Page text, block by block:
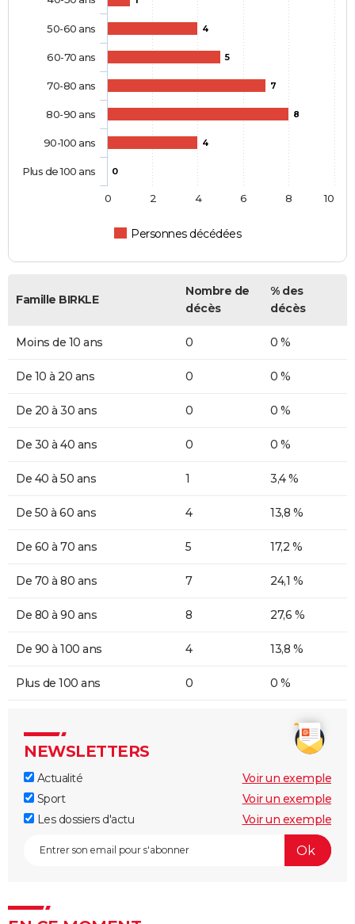
4
5
7
8
4
0
Personnes décédées
50-60 ans
60-70 ans
70-80 ans
80-90 ans
90-100 ans
Plus de 100 ans
0 2 4 6 8 10
Famille BIRKLE
Nombre de
décès
% des
décès
Moins de 10 ans 0 0 %
De 10 à 20 ans 0 0 %
De 20 à 30 ans 0 0 %
De 30 à 40 ans 0 0 %
De 40 à 50 ans 1 3,4 %
De 50 à 60 ans 4 13,8 %
De 60 à 70 ans 5 17,2 %
De 70 à 80 ans 7 24,1 %
De 80 à 90 ans 8 27,6 %
De 90 à 100 ans 4 13,8 %
Plus de 100 ans 0 0 %
NEWSLETTERS
Actualité
Voir un exemple
Sport
Voir un exemple
Les dossiers d'actu
Voir un exemple